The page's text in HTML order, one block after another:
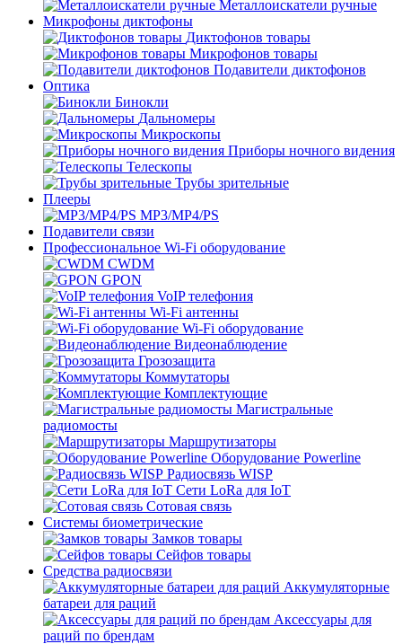
Металлоискатели ручные
Микрофоны диктофоны
Диктофонов товары
Микрофонов товары
Подавители диктофонов
Оптика
Бинокли
Дальномеры
Микроскопы
Приборы ночного видения
Телескопы
Трубы зрительные
Плееры
MP3/MP4/PS
Подавители связи
Профессиональное Wi-Fi оборудование
CWDM
GPON
VoIP телефония
Wi-Fi антенны
Wi-Fi оборудование
Видеонаблюдение
Грозозащита
Коммутаторы
Комплектующие
Магистральные
радиомосты
Маршрутизаторы
Оборудование Powerline
Радиосвязь WISP
Сети LoRa для IoT
Сотовая связь
Системы биометрические
Замков товары
Сейфов товары
Средства радиосвязи
Аккумуляторные
батареи для раций
Аксессуары для
раций по брендам